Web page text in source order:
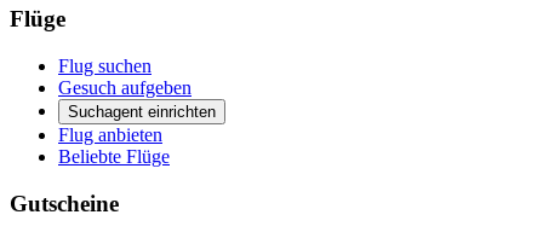
Flüge
Flug suchen
Gesuch aufgeben
Suchagent einrichten
Flug anbieten
Beliebte Flüge
Gutscheine